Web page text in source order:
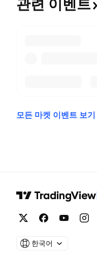
관련 이벤트
모든 마켓 이벤트 보기
한국어